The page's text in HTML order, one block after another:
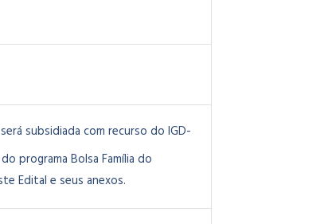
subsidiada com recurso do IGD-
programa Bolsa Família do
Edital e seus anexos.